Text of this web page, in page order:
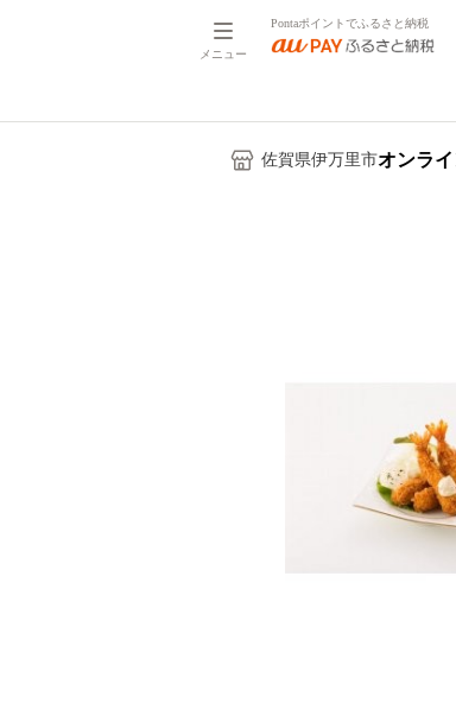
メニュー
Pontaポイントでふるさと納税
佐賀県伊万里市オンラ